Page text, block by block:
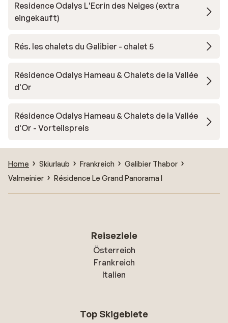
Residence Odalys L'Ecrin des Neiges (extra
eingekauft)
Rés. les chalets du Galibier - chalet 5
Résidence Odalys Hameau & Chalets de la Vallée
d'Or
Résidence Odalys Hameau & Chalets de la Vallée
d'Or - Vorteilspreis
Home Skiurlaub Frankreich
Galibier Thabor
Valmeinier
Résidence Le Grand Panorama I
Reiseziele
Österreich
Frankreich
Italien
Top Skigebiete